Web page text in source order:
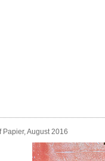
Papier, August 2016